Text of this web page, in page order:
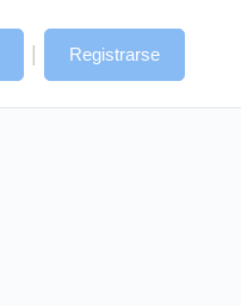
| Registrarse